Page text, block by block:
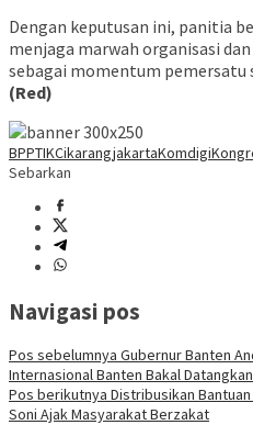
Dengan keputusan ini, panitia
menjaga marwah organisasi
sebagai momentum pemersatu
(Red)
BPPTIKCikarangjakartaKomdigi
Sebarkan
Navigasi pos
Pos sebelumnya Gubernur Banten
Internasional Banten Bakal
Pos berikutnya Distribusikan
Soni Ajak Masyarakat Berzakat